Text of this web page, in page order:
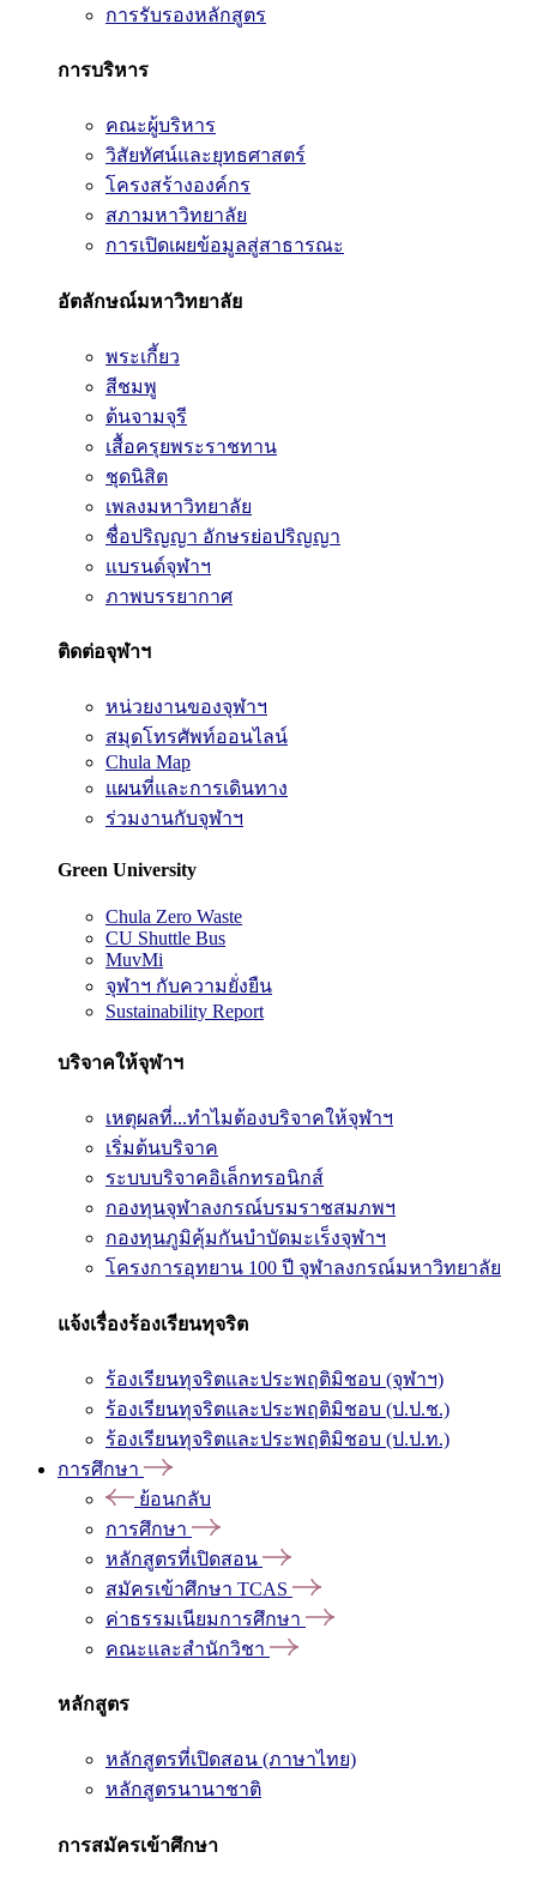
การรับรองหลักสูตร
การบริหาร
คณะผู้บริหาร
วิสัยทัศน์และยุทธศาสตร์
โครงสร้างองค์กร
สภามหาวิทยาลัย
การเปิดเผยข้อมูลสู่สาธารณะ
อัตลักษณ์มหาวิทยาลัย
พระเกี้ยว
สีชมพู
ต้นจามจุรี
เสื้อครุยพระราชทาน
ชุดนิสิต
เพลงมหาวิทยาลัย
ชื่อปริญญา อักษรย่อปริญญา
แบรนด์จุฬาฯ
ภาพบรรยากาศ
ติดต่อจุฬาฯ
หน่วยงานของจุฬาฯ
สมุดโทรศัพท์ออนไลน์
Chula Map
แผนที่และการเดินทาง
ร่วมงานกับจุฬาฯ
Green University
Chula Zero Waste
CU Shuttle Bus
MuvMi
จุฬาฯ กับความยั่งยืน
Sustainability Report
บริจาคให้จุฬาฯ
เหตุผลที่...ทำไมต้องบริจาคให้จุฬาฯ
เริ่มต้นบริจาค
ระบบบริจาคอิเล็กทรอนิกส์
กองทุนจุฬาลงกรณ์บรมราชสมภพฯ
กองทุนภูมิคุ้มกันบำบัดมะเร็งจุฬาฯ
โครงการอุทยาน 100 ปี จุฬาลงกรณ์มหาวิทยาลัย
แจ้งเรื่องร้องเรียนทุจริต
ร้องเรียนทุจริตและประพฤติมิชอบ (จุฬาฯ)
ร้องเรียนทุจริตและประพฤติมิชอบ (ป.ป.ช.)
ร้องเรียนทุจริตและประพฤติมิชอบ (ป.ป.ท.)
การศึกษา
ย้อนกลับ
การศึกษา
หลักสูตรที่เปิดสอน
สมัครเข้าศึกษา TCAS
ค่าธรรมเนียมการศึกษา
คณะและสำนักวิชา
หลักสูตร
หลักสูตรที่เปิดสอน (ภาษาไทย)
หลักสูตรนานาชาติ
การสมัครเข้าศึกษา